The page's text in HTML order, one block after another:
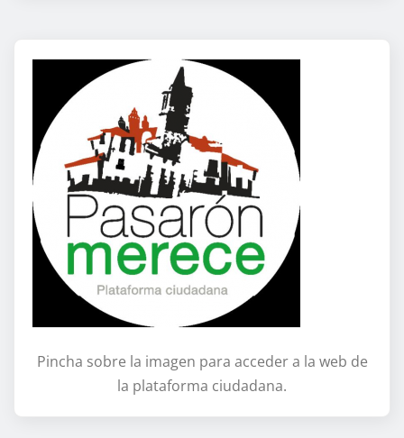
Pincha sobre la imagen para acceder a la web de
la plataforma ciudadana.